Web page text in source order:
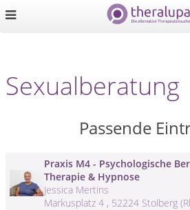
Sexualberatung
Passende
Praxis M4 - Psychologische
Therapie & Hypnose
Jessica Mertins
Markusplatz 4 , 52224 Stolberg